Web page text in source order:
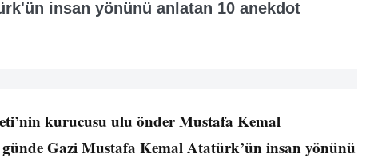
insan yönünü anlatan 10 anekdot
kurucusu ulu önder Mustafa Kemal
Gazi Mustafa Kemal Atatürk’ün insan yönünü